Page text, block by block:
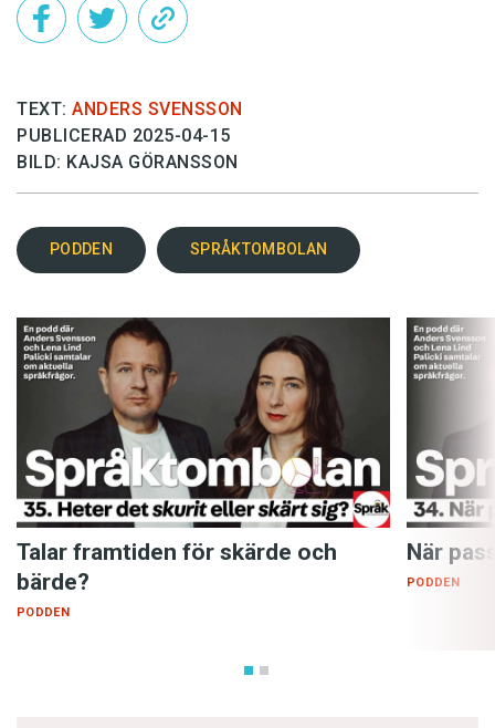
TEXT: ANDERS SVENSSON
PUBLICERAD 2025-04-15
BILD: KAJSA GÖRANSSON
PODDEN SPRÅKTOMBOLAN
Talar framtiden för skärde och
bärde?
PODDEN
När
PODDEN